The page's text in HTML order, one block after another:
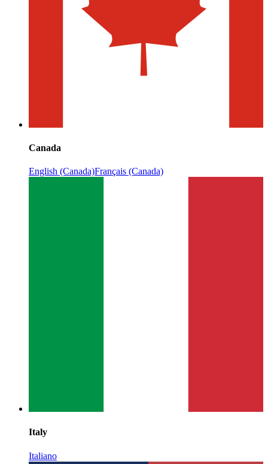
Canada
English (Canada)Français (Canada)
Italy
Italiano